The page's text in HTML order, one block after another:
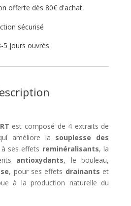
offerte dès 80€ d'achat
sécurisé
5 jours ouvrés
est composé de 4 extraits de
améliore la souplesse des
à ses effets reminéralisants, la
antioxydants, le bouleau,
, pour ses effets drainants et
à la production naturelle du